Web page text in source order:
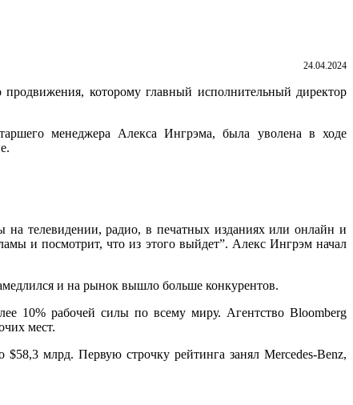
24.04.2024
которому главный исполнительный директор
менеджера Алекса Ингрэма, была уволена в ходе
телевидении, радио, в печатных изданиях или онлайн и
и посмотрит, что из этого выйдет”. Алекс Ингрэм начал
и на рынок вышло больше конкурентов.
10% рабочей силы по всему миру. Агентство Bloomberg
мест.
млрд. Первую строчку рейтинга занял Mercedes-Benz,